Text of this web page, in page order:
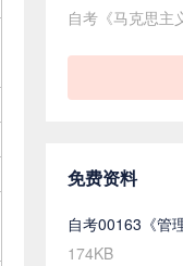
自考《马克思主
免费资料
174KB